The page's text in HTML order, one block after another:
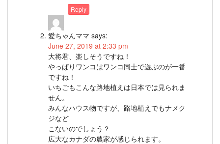
Reply
愛ちゃんママ says:
June 27, 2019 at 2:33 pm
大将君、楽しそうですね！
やっぱりワンコはワンコ同士で遊ぶのが一番
ですね！
いちごもこんな路地植えは日本では見られま
せん。
みんなハウス物ですが、路地植えでもナメク
ジなど
こないのでしょう？
広大なカナダの農家が感じられます。